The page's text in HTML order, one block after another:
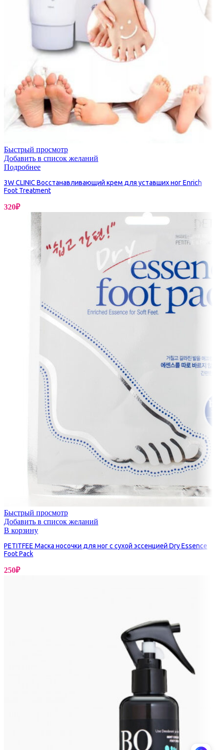
Быстрый просмотр
Добавить в список желаний
Подробнее
3W CLINIC Восстанавливающий крем для уставших ног Enrich
Foot Treatment
320₽
Быстрый просмотр
Добавить в список желаний
В корзину
PETITFEE Маска носочки для ног с сухой эссенцией Dry Essence
Foot Pack
250₽